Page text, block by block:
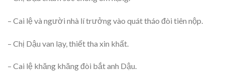
– Cai lệ và người nhà lí trưởng vào quát tháo đòi tiên nộp.
– Chị Dậu van lạy, thiết tha xin khất.
– Cai lệ khăng khăng đòi bắt anh Dậu.